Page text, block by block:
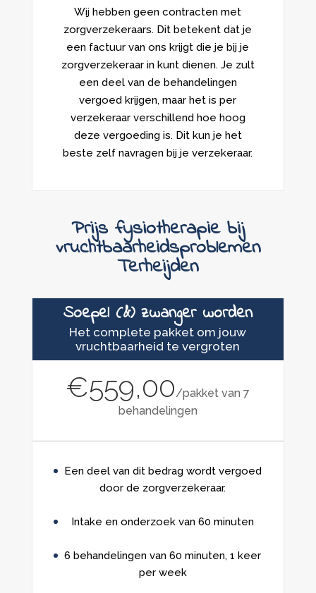
Wij hebben geen contracten met
zorgverzekeraars. Dit betekent dat je
een factuur van ons krijgt die je bij je
zorgverzekeraar in kunt dienen. Je zult
een deel van de behandelingen
vergoed krijgen, maar het is per
verzekeraar verschillend hoe hoog
deze vergoeding is. Dit kun je het
beste zelf navragen bij je verzekeraar.
Prijs fysiotherapie bij
vruchtbaarheidsproblemen
Terheijden
Soepel (&) zwanger worden
Het complete pakket om jouw
vruchtbaarheid te vergroten
€559,00/pakket van 7
behandelingen
Een deel van dit bedrag wordt vergoed
door de zorgverzekeraar.
Intake en onderzoek van 60 minuten
6 behandelingen van 60 minuten, 1 keer
per week